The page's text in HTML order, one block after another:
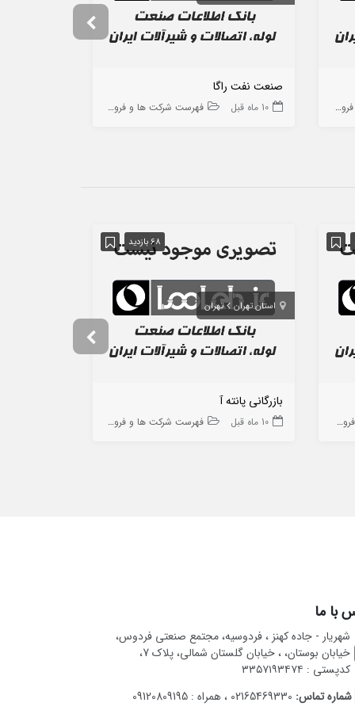
ها
صنعت نفت راگا
10 ماه قبل فهرست شرکت ها و فروشگاه ها
ها
68 بازدید
استان تهران تهران
بازرگانی پانته آ
10 ماه قبل فهرست شرکت ها و فروشگاه ها
با ما
شهریار - جاده کهنز ، فردوسیه، مجتمع صنعتی فردوس،
خیابان بوستان، ، خیابان گلستان شمالی، پلاک 7،
کدپستی : ۳۳۵۷۱۹۳۴۷۴
شماره تماس: 02165469330 ، همراه : 09120809195